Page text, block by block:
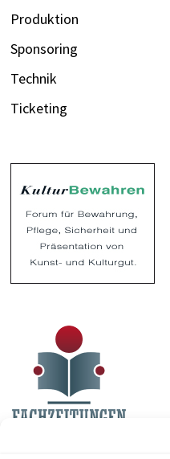
Produktion
Sponsoring
Technik
Ticketing